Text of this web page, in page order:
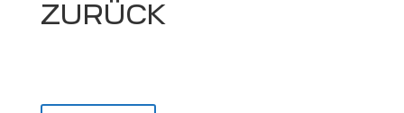
ZURÜCK